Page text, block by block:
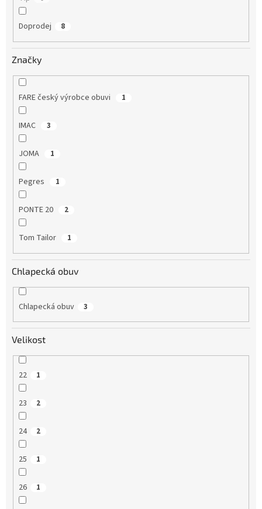
Doprodej 8
Značky
FARE český výrobce obuvi 1
IMAC 3
JOMA 1
Pegres 1
PONTE 20 2
Tom Tailor 1
Chlapecká obuv
Chlapecká obuv 3
Velikost
22 1
23 2
24 2
25 1
26 1